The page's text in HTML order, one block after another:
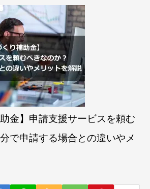
助金】申請支援サービスを頼む
で申請する場合との違いやメ